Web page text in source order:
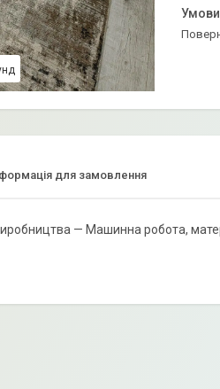
для замовлення
— Машинна робота,